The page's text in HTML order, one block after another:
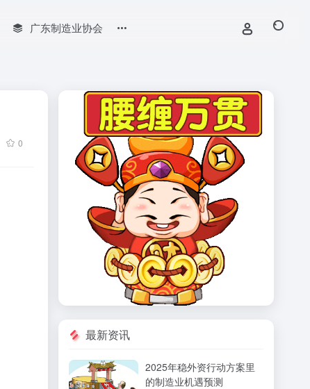
广东制造业协会
0
最新资讯
2025年稳外资行动方案里
的制造业机遇预测